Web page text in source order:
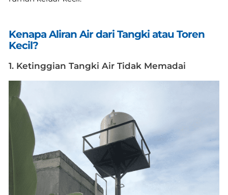
Kenapa Aliran Air dari Tangki atau Toren
Kecil?
1. Ketinggian Tangki Air Tidak Memadai